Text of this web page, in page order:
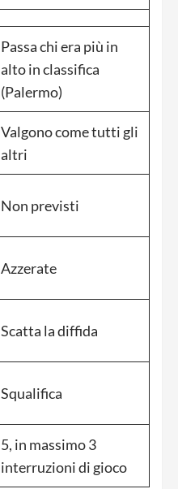
Passa chi era più in
alto in classifica
(Palermo)
Valgono come tutti gli
altri
Non previsti
Azzerate
Scatta la diffida
Squalifica
5, in massimo 3
interruzioni di gioco